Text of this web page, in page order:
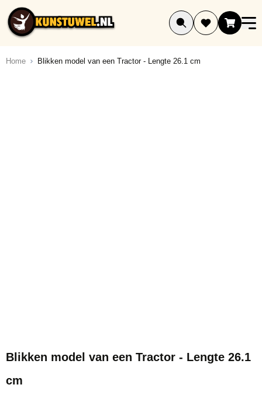
Ga naar de inhoud
Home Blikken model van een Tractor - Lengte 26.1 cm
Blikken model van een Tractor - Lengte 26.1
cm